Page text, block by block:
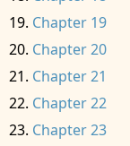
Chapter 19
Chapter 20
Chapter 21
Chapter 22
Chapter 23